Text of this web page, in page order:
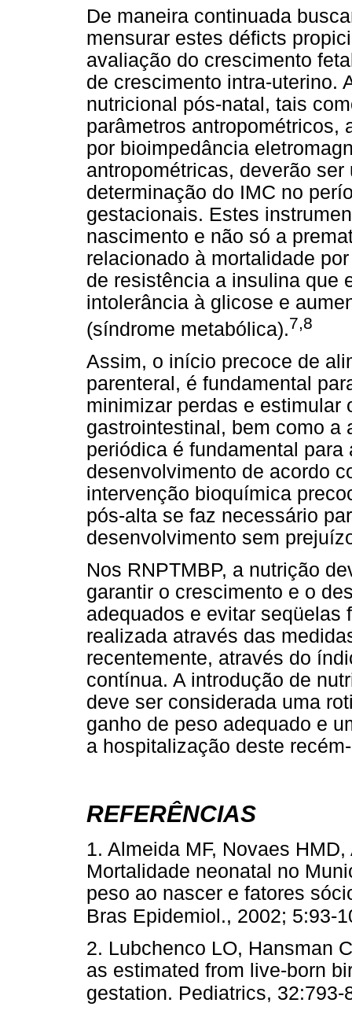
De maneira continuada
mensurar estes déficts
avaliação do crescimento
de crescimento intra-uterino.
nutricional pós-natal, tais
parâmetros antropométricos,
por bioimpedância
antropométricas, deverão
determinação do IMC no
gestacionais. Estes
nascimento e não só a
relacionado à mortalidade
de resistência a insulina que
intolerância à glicose e
(síndrome metabólica).7,8
Assim, o início precoce de
parenteral, é fundamental
minimizar perdas e estimular
gastrointestinal, bem como a
periódica é fundamental
desenvolvimento de acordo
intervenção bioquímica
pós-alta se faz necessário
desenvolvimento sem
Nos RNPTMBP, a nutrição
garantir o crescimento e o
adequados e evitar seqüelas
realizada através das
recentemente, através do
contínua. A introdução de
deve ser considerada uma
ganho de peso adequado e
a hospitalização deste
REFERÊNCIAS
1. Almeida MF, Novaes
Mortalidade neonatal no
peso ao nascer e fatores
Bras Epidemiol., 2002; 5:93-
2. Lubchenco LO, Hansman
as estimated from live-born
gestation. Pediatrics,